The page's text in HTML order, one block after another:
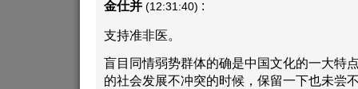
金仕并 (12:31:40) :
支持准非医。
盲目同情弱势群体的确是中国文化的一大特
的社会发展不冲突的时候，保留一下也未尝